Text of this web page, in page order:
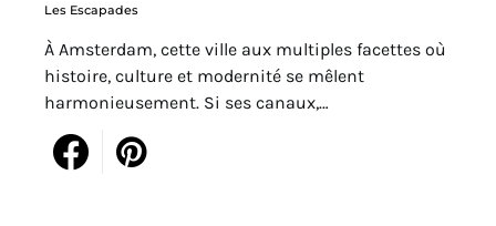
Les Escapades
À Amsterdam, cette ville aux multiples facettes où
histoire, culture et modernité se mêlent
harmonieusement. Si ses canaux,…